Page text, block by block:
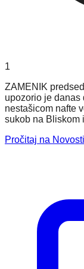
1
ZAMENIK
upozorio je danas
nestašicom nafte
sukob na Bliskom
Pročitaj na Novosti